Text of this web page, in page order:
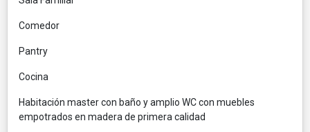
Comedor
Pantry
Cocina
Habitación master con baño y amplio WC con muebles
empotrados en madera de primera calidad